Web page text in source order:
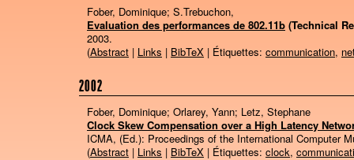
Fober, Dominique; S.Trebuchon,
Evaluation des performances de 802.11b (Technical
2003.
(Abstract | Links | BibTeX | Étiquettes: communication,
2002
Fober, Dominique; Orlarey, Yann; Letz, Stephane
Clock Skew Compensation over a High Latency
ICMA, (Ed.): Proceedings of the International Computer
(Abstract | Links | BibTeX | Étiquettes: clock,